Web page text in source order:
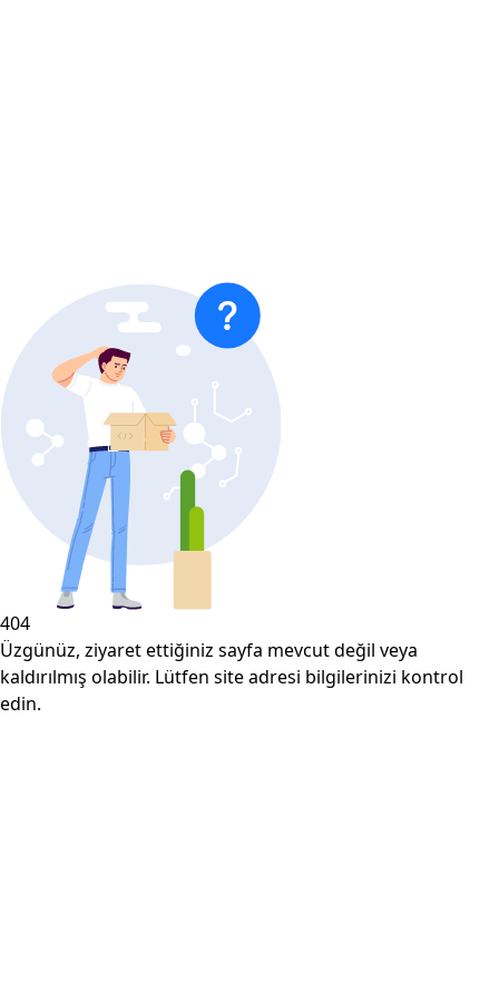
404
Üzgünüz, ziyaret ettiğiniz sayfa mevcut değil veya
kaldırılmış olabilir. Lütfen site adresi bilgilerinizi kontrol
edin.